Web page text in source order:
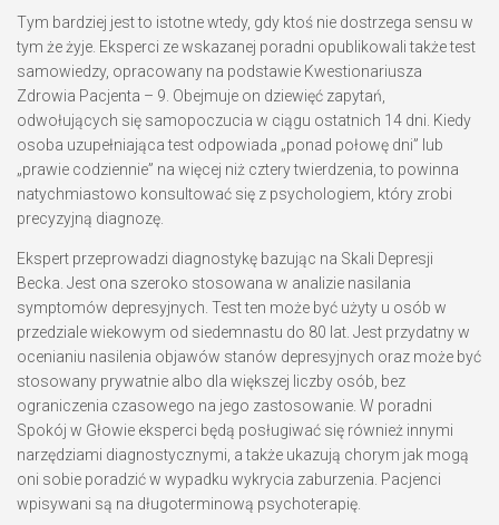
Tym bardziej jest to istotne wtedy, gdy ktoś nie dostrzega sensu w
tym że żyje. Eksperci ze wskazanej poradni opublikowali także test
samowiedzy, opracowany na podstawie Kwestionariusza
Zdrowia Pacjenta – 9. Obejmuje on dziewięć zapytań,
odwołujących się samopoczucia w ciągu ostatnich 14 dni. Kiedy
osoba uzupełniająca test odpowiada „ponad połowę dni” lub
„prawie codziennie” na więcej niż cztery twierdzenia, to powinna
natychmiastowo konsultować się z psychologiem, który zrobi
precyzyjną diagnozę.
Ekspert przeprowadzi diagnostykę bazując na Skali Depresji
Becka. Jest ona szeroko stosowana w analizie nasilania
symptomów depresyjnych. Test ten może być użyty u osób w
przedziale wiekowym od siedemnastu do 80 lat. Jest przydatny w
ocenianiu nasilenia objawów stanów depresyjnych oraz może być
stosowany prywatnie albo dla większej liczby osób, bez
ograniczenia czasowego na jego zastosowanie. W poradni
Spokój w Głowie eksperci będą posługiwać się również innymi
narzędziami diagnostycznymi, a także ukazują chorym jak mogą
oni sobie poradzić w wypadku wykrycia zaburzenia. Pacjenci
wpisywani są na długoterminową psychoterapię.